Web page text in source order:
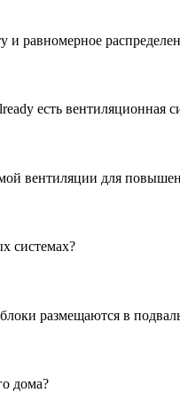
равномерное
есть вентиляционная
вентиляции для
системах?
размещаются в
дома?